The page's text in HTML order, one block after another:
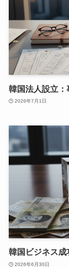
韓国法人設立
2026年7月1日
韓国ビジネス成
2026年6月30日